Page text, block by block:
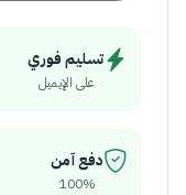
تسليم فوري
على الإيميل
دفع آمن
100%